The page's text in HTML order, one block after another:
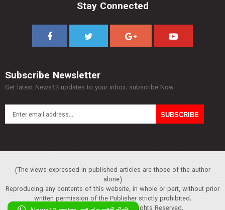
Stay Connected
Subscribe Newsletter
Get latest News13 updates to your inbox. subscribe Now
(The views expressed in published articles are those of the author
alone)
Reproducing any contents of this website, in whole or part, without prior
written permission of the Publisher strictly prohibited.